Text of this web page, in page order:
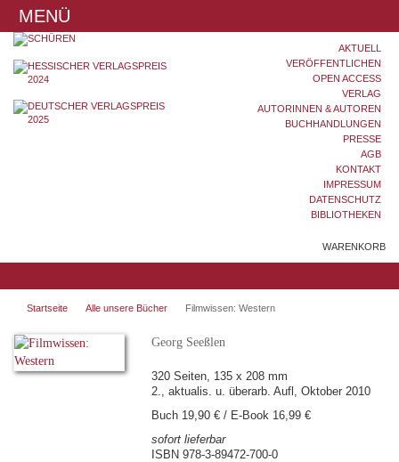
MENÜ
AKTUELL
VERÖFFENTLICHEN
OPEN ACCESS
VERLAG
AUTORINNEN & AUTOREN
BUCHHANDLUNGEN
PRESSE
AGB
KONTAKT
IMPRESSUM
DATENSCHUTZ
BIBLIOTHEKEN
WARENKORB
Startseite Alle unsere Bücher Filmwissen: Western
Georg Seeßlen
320 Seiten, 135 x 208 mm
2., aktualis. u. überarb. Aufl, Oktober 2010
Buch 19,90 € / E-Book 16,99 €
sofort lieferbar
ISBN 978-3-89472-700-0